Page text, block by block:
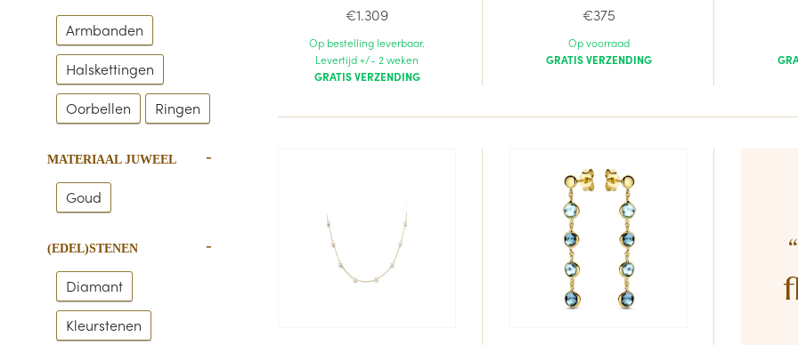
Armbanden
Halskettingen
Oorbellen
Ringen
MATERIAAL JUWEEL
Goud
(EDEL)STENEN
Diamant
Kleurstenen
€1.309
Op bestelling leverbaar.
Levertijd +/- 2 weken
GRATIS VERZENDING
€375
Op voorraad
GRATIS VERZENDING